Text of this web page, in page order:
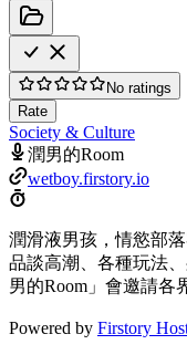
No ratings
Rate
Society & Culture
潤男的Room
wetboy.firstory.io
潤滑液男孩，情慾部
品談高潮、各種玩法
男的Room」會邀請各
Powered by Firstory